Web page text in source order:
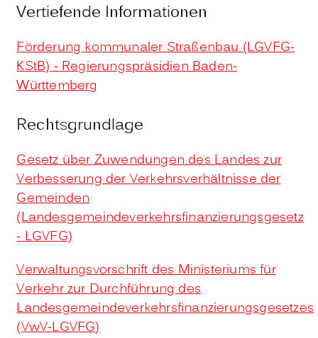
Vertiefende Informationen
Förderung kommunaler Straßenbau (LGVFG-
KStB) - Regierungspräsidien Baden-
Württemberg
Rechtsgrundlage
Gesetz über Zuwendungen des Landes zur
Verbesserung der Verkehrsverhältnisse der
Gemeinden
(Landesgemeindeverkehrsfinanzierungsgesetz
- LGVFG)
Verwaltungsvorschrift des Ministeriums für
Verkehr zur Durchführung des
Landesgemeindeverkehrsfinanzierungsgesetzes
(VwV-LGVFG)